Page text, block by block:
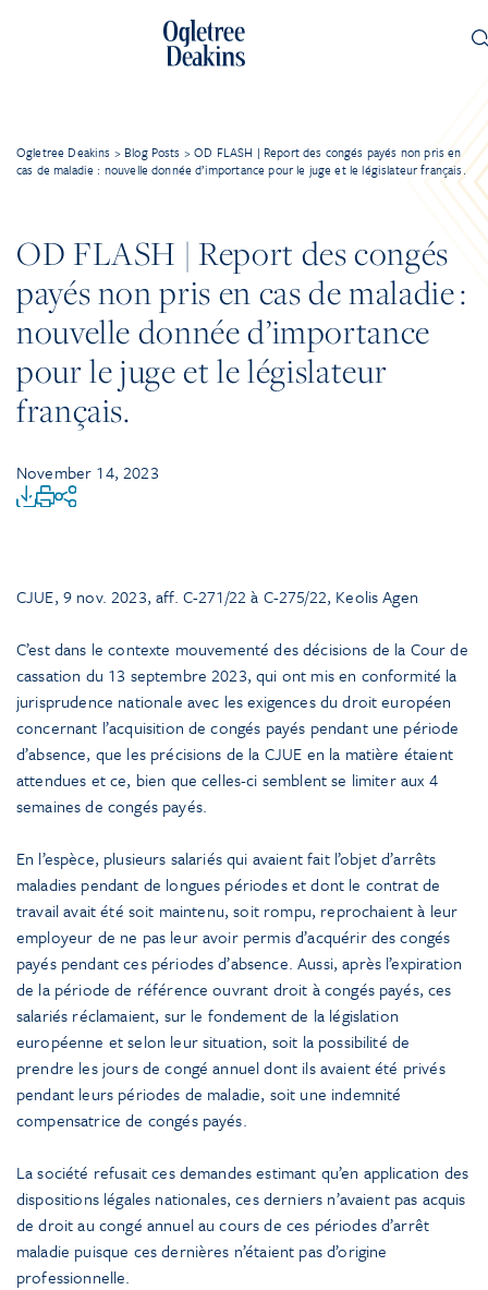
Ogletree Deakins > Blog Posts >OD FLASH | Report des congés payés non pris en
cas de maladie : nouvelle donnée d’importance pour le juge et le législateur français.
OD FLASH | Report des congés
payés non pris en cas de maladie :
nouvelle donnée d’importance
pour le juge et le législateur
français.
November 14, 2023
CJUE, 9 nov. 2023, aff. C-271/22 à C-275/22, Keolis Agen
C’est dans le contexte mouvementé des décisions de la Cour de
cassation du 13 septembre 2023, qui ont mis en conformité la
jurisprudence nationale avec les exigences du droit européen
concernant l’acquisition de congés payés pendant une période
d’absence, que les précisions de la CJUE en la matière étaient
attendues et ce, bien que celles-ci semblent se limiter aux 4
semaines de congés payés.
En l’espèce, plusieurs salariés qui avaient fait l’objet d’arrêts
maladies pendant de longues périodes et dont le contrat de
travail avait été soit maintenu, soit rompu, reprochaient à leur
employeur de ne pas leur avoir permis d’acquérir des congés
payés pendant ces périodes d’absence. Aussi, après l’expiration
de la période de référence ouvrant droit à congés payés, ces
salariés réclamaient, sur le fondement de la législation
européenne et selon leur situation, soit la possibilité de
prendre les jours de congé annuel dont ils avaient été privés
pendant leurs périodes de maladie, soit une indemnité
compensatrice de congés payés.
La société refusait ces demandes estimant qu’en application des
dispositions légales nationales, ces derniers n’avaient pas acquis
de droit au congé annuel au cours de ces périodes d’arrêt
maladie puisque ces dernières n’étaient pas d’origine
professionnelle.